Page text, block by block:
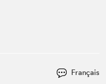
Français